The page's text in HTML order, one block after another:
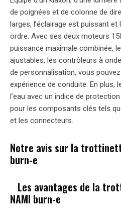
de poignées et de colonne de
larges, l’éclairage est puissant
ordre. Avec ses deux moteurs
puissance maximale combinée,
ajustables, les contrôleurs à
de personnalisation, vous
expérience de conduite. En
l’eau avec un indice de
pour les composants clés tels
et les connecteurs.
Notre avis sur la
burn-e
Les avantages de la
NAMI burn-e